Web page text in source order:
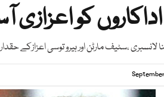
کو اعزازی
لانسبری ،سٹیف مارٹن اور ہیرو توسی اعزازکے